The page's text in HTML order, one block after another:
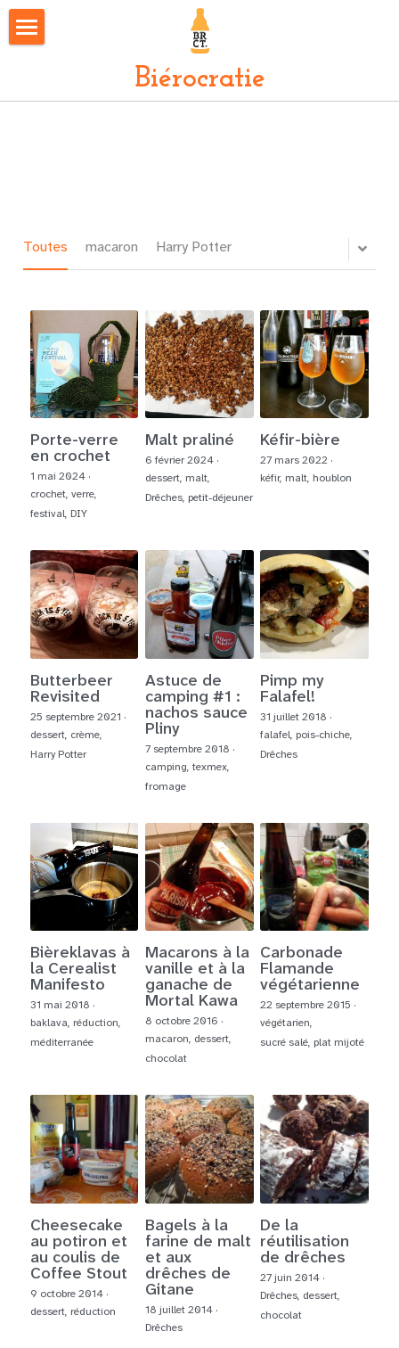
Biérocratie
Notre sélection
Biérologie
Bars & Restos
Recettes
Nous trouver
Où et quand ?
Nous contacter
Réseaux sociaux
English
POWERED BY
Toutes macaron Harry Potter
Porte-verre
en crochet
1 mai 2024 ·
crochet, verre,
festival, DIY
Malt praliné
6 février 2024 ·
dessert, malt,
Drêches, petit-déjeuner
Kéfir-bière
27 mars 2022 ·
kéfir, malt, houblon
Butterbeer
Revisited
25 septembre 2021 ·
dessert, crème,
Harry Potter
Astuce de
camping #1 :
nachos sauce
Pliny
7 septembre 2018 ·
camping, texmex,
fromage
Pimp my
Falafel!
31 juillet 2018 ·
falafel, pois-chiche,
Drêches
Bièreklavas à
la Cerealist
Manifesto
31 mai 2018 ·
baklava, réduction,
méditerranée
Macarons à la
vanille et à la
ganache de
Mortal Kawa
8 octobre 2016 ·
macaron, dessert,
chocolat
Carbonade
Flamande
végétarienne
22 septembre 2015 ·
végétarien,
sucré salé, plat mijoté
Cheesecake
au potiron et
au coulis de
Coffee Stout
9 octobre 2014 ·
dessert, réduction
Bagels à la
farine de malt
et aux
drêches de
Gitane
18 juillet 2014 ·
Drêches
De la
réutilisation
de drêches
27 juin 2014 ·
Drêches, dessert,
chocolat